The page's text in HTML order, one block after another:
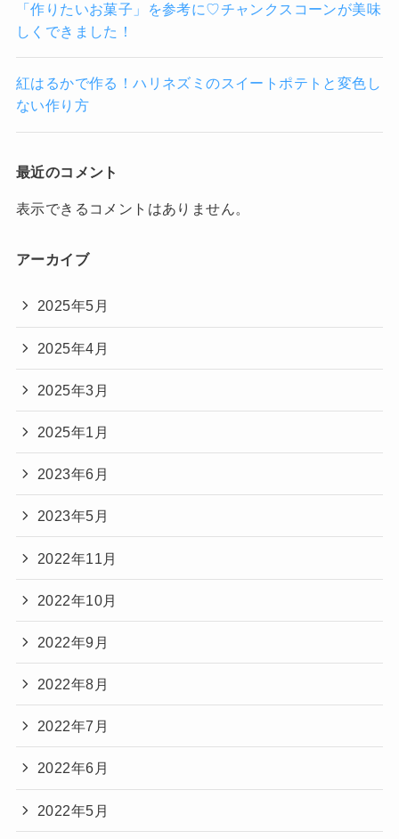
「作りたいお菓子」を参考に♡チャンクスコーンが美味
しくできました！
紅はるかで作る！ハリネズミのスイートポテトと変色し
ない作り方
最近のコメント
表示できるコメントはありません。
アーカイブ
2025年5月
2025年4月
2025年3月
2025年1月
2023年6月
2023年5月
2022年11月
2022年10月
2022年9月
2022年8月
2022年7月
2022年6月
2022年5月